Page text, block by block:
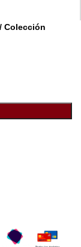
Colección